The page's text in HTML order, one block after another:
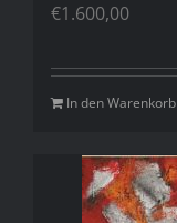
€1.600,00
In den Warenkorb